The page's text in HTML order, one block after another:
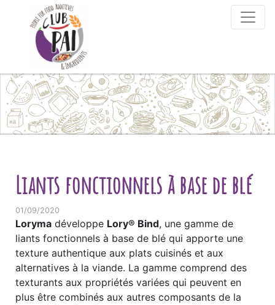
Skip to content
Liants fonctionnels à base de blé
01/09/2020
Loryma développe Lory® Bind, une gamme de
liants fonctionnels à base de blé qui apporte une
texture authentique aux plats cuisinés et aux
alternatives à la viande. La gamme comprend des
texturants aux propriétés variées qui peuvent en
plus être combinés aux autres composants de la